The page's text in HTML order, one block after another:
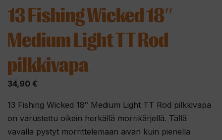
13 Fishing Wicked 18″
Medium Light TT Rod
pilkkivapa
34,90 €
13 Fishing Wicked 18″ Medium Light TT Rod pilkkivapa
on varustettu oikein herkällä morrikärjellä. Tällä
vavalla pystyt morrittelemaan aivan kuin pienellä